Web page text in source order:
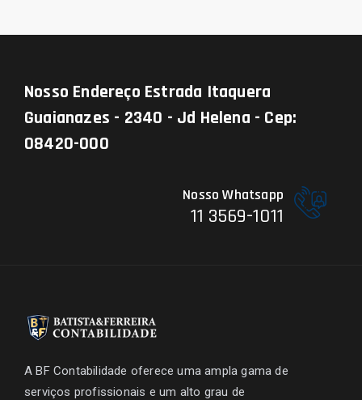
Nosso Endereço Estrada Itaquera
Guaianazes - 2340 - Jd Helena - Cep:
08420-000
Nosso Whatsapp
11 3569-1011
A BF Contabilidade oferece uma ampla gama de
serviços profissionais e um alto grau de